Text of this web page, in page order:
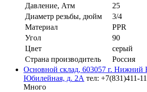
Давление, Атм
25
Диаметр резьбы, дюйм
3/4
Материал
PPR
Угол
90
Цвет
серый
Страна производитель
Россия
Основной склад, 603057 г. Нижний
Юбилейная, д. 2А тел: +7(831)411-
Много